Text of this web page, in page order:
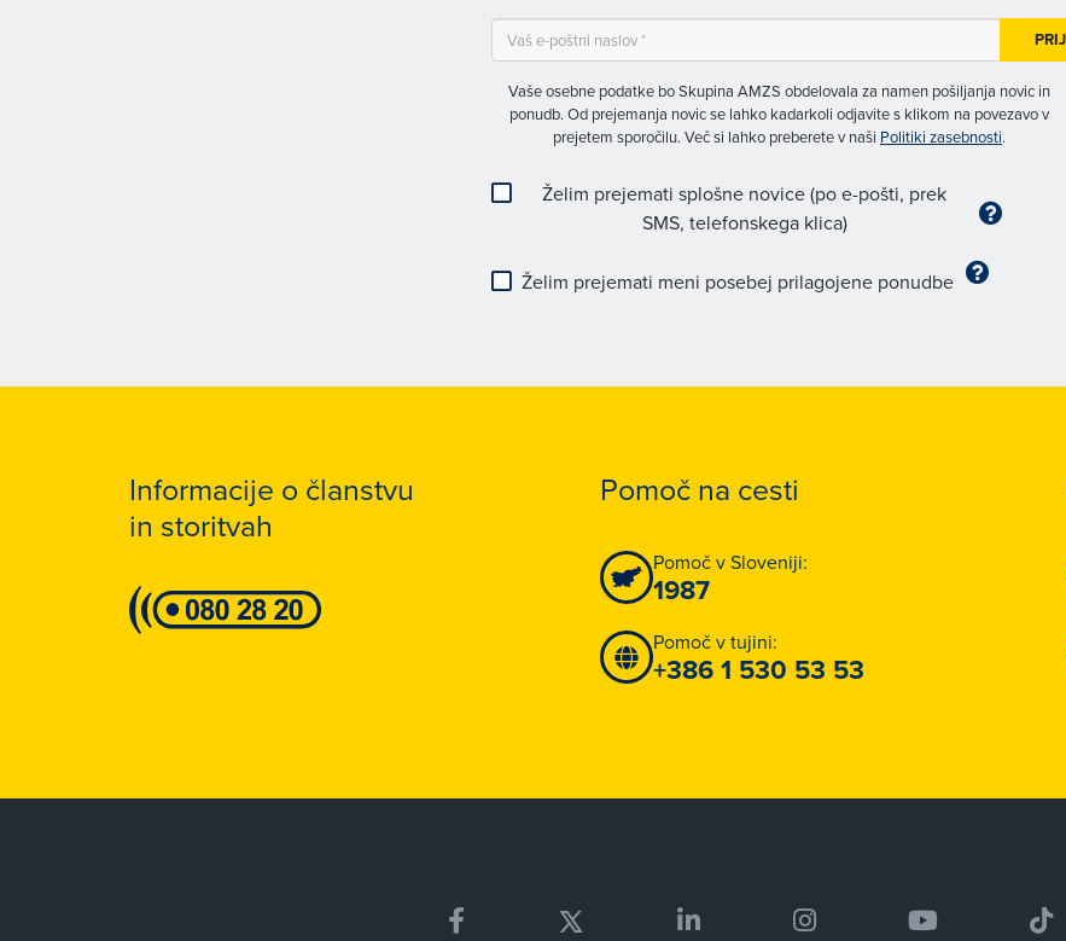
Vaše osebne podatke bo Skupina AMZS obdelovala za namen pošiljanja novic in
ponudb. Od prejemanja novic se lahko kadarkoli odjavite s klikom na povezavo v
prejetem sporočilu. Več si lahko preberete v naši Politiki zasebnosti.
Želim prejemati splošne novice (po e-pošti, prek
SMS, telefonskega klica)
Želim prejemati meni posebej prilagojene ponudbe
Informacije o članstvu
in storitvah
Pomoč na cesti
Pomoč v Sloveniji:
1987
Pomoč v tujini:
+386 1 530 53 53